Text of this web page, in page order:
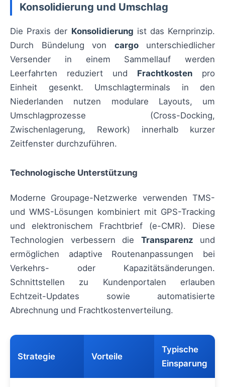
Konsolidierung und Umschlag
Die Praxis der Konsolidierung ist das Kernprinzip.
Durch Bündelung von cargounterschiedlicher
Versender in einem Sammellauf werden
Leerfahrten reduziert und Frachtkosten pro
Einheit gesenkt. Umschlagterminals in den
Niederlanden nutzen modulare Layouts, um
Umschlagprozesse (Cross-Docking,
Zwischenlagerung, Rework) innerhalb kurzer
Zeitfenster durchzuführen.
Technologische Unterstützung
Moderne Groupage-Netzwerke verwenden TMS-
und WMS-Lösungen kombiniert mit GPS-Tracking
und elektronischem Frachtbrief (e-CMR). Diese
Technologien verbessern die Transparenz und
ermöglichen adaptive Routenanpassungen bei
Verkehrs- oder Kapazitätsänderungen.
Schnittstellen zu Kundenportalen erlauben
Echtzeit-Updates sowie automatisierte
Abrechnung und Frachtkostenverteilung.
Strategie Vorteile
Typische
Einsparung